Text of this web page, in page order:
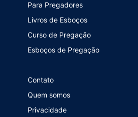
Para Pregadores
Livros de Esboços
Curso de Pregação
Esboços de Pregação
Contato
Quem somos
Privacidade